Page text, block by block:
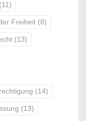
(11)
Freiheit (8)
(13)
(14)
(13)